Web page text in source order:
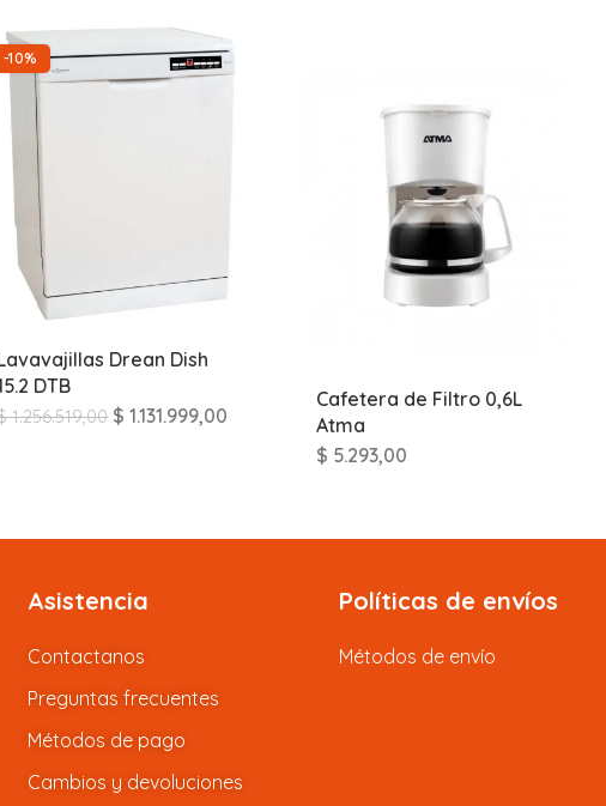
-10%
Drean Dish
DTB
1.256.519,00 $ 1.131.999,00
Cafetera de Filtro 0,6L
Atma
$ 5.293,00
Asistencia
Contactanos
Preguntas frecuentes
Métodos de pago
Cambios y devoluciones
Políticas de envíos
Métodos de envío